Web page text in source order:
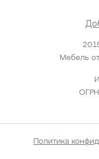
Мебель
Политика